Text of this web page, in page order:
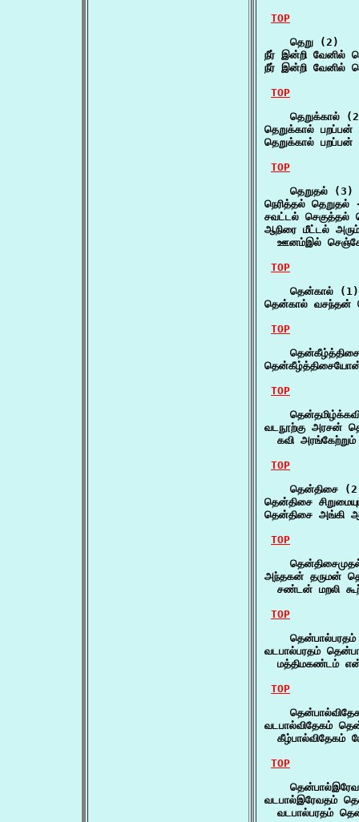
TOP
    தெறு (2)
நீர் இன்றி வேனில்
நீர் இன்றி வேனில்
TOP
தெறுக்கால்
தெறுக்கால்
தெறுக்கால்
TOP
    தெறுதல் (3)
நெரித்தல்
சவட்டல் செகுத்தல்
ஆநிரை மீட்டல்
ஊனம்இல்
TOP
    தென்கால் (1)
தென்கால் வசந்தன்
TOP
TOP
வடநூற்கு அரசன்
கவி
TOP
தென்திசை
தென்திசை
தென்திசை
TOP
அந்தகன் தருமன்
சண்டன் மறலி
TOP
தென்பால்பரதம்
வடபால்பரதம்
மத்திமகண்டம்
TOP
வடபால்விதேகம்
கீழ்பால்விதேகம்
TOP
வடபால்இரேவதம்
வடபால்பரதம்